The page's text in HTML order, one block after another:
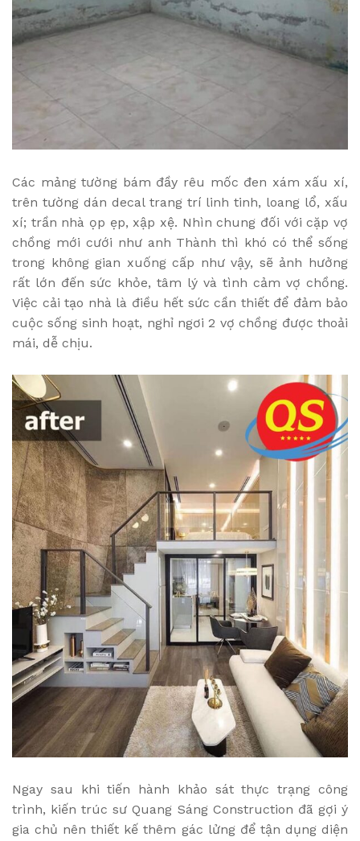
Các mảng tường bám đầy rêu mốc đen xám xấu xí,
trên tường dán decal trang trí linh tinh, loang lổ, xấu
xí; trần nhà ọp ẹp, xập xệ. Nhìn chung đối với cặp vợ
chồng mới cưới như anh Thành thì khó có thể sống
trong không gian xuống cấp như vậy, sẽ ảnh hưởng
rất lớn đến sức khỏe, tâm lý và tình cảm vợ chồng.
Việc cải tạo nhà là điều hết sức cần thiết để đảm bảo
cuộc sống sinh hoạt, nghỉ ngơi 2 vợ chồng được thoải
mái, dễ chịu.
Ngay sau khi tiến hành khảo sát thực trạng công
trình, kiến trúc sư Quang Sáng Construction đã gợi ý
gia chủ nên thiết kế thêm gác lửng để tận dụng diện